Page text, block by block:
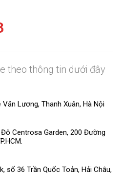
theo thông tin dưới đây
Lương, Thanh Xuân, Hà Nội
Centrosa Garden, 200 Đường
số 36 Trần Quốc Toản, Hải Châu,